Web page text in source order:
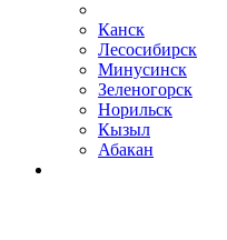
Канск
Лесосибирск
Минусинск
Зеленогорск
Норильск
Кызыл
Абакан